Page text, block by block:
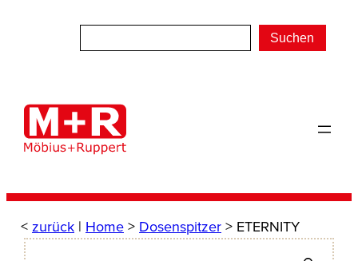
Suchen
< zurück | Home> Dosenspitzer> ETERNITY